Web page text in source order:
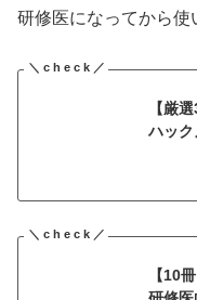
研修医になってから使
【厳
ハック
【10